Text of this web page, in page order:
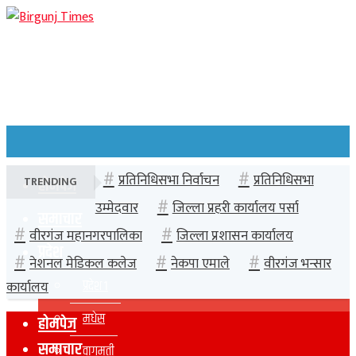
होमपेज
प्रदेश
मधेस
वागमती
TRENDING प्रतिनिधिसभा निर्वाचन
प्रतिनिधिसभा
उम्मेदवार
जिल्ला प्रहरी कार्यालय पर्सा
वीरगंज महानगरपालिका
जिल्ला प्रशासन कार्यालय
नेशनल मेडिकल कलेज
नेकपा एमाले
वीरगंज भन्सार
कार्यालय
होमपेज
समाचार